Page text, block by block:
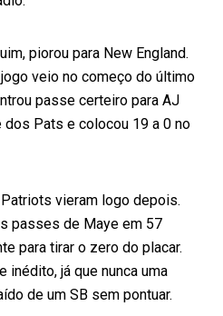
piorou para New England.
veio no começo do último
passe certeiro para AJ
dos Pats e colocou 19 a 0 no
vieram logo depois.
passes de Maye em 57
para tirar o zero do placar.
inédito, já que nunca uma
de um SB sem pontuar.